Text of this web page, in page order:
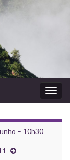
– 10h30